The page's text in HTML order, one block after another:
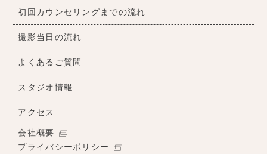
初回カウンセリングまでの流れ
撮影当日の流れ
よくあるご質問
スタジオ情報
アクセス
会社概要
プライバシーポリシー